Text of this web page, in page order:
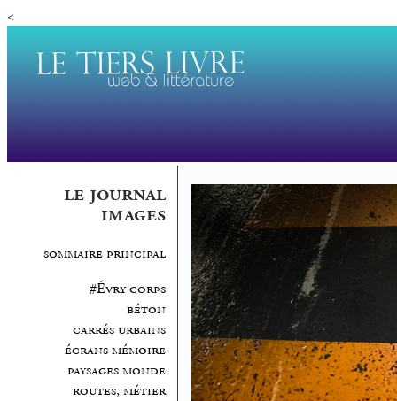
<
le journal
images
sommaire principal
#Évry corps
béton
carrés urbains
écrans mémoire
paysages monde
routes, métier